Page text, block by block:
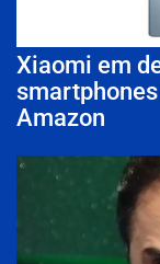
Xiaomi em
Amazon